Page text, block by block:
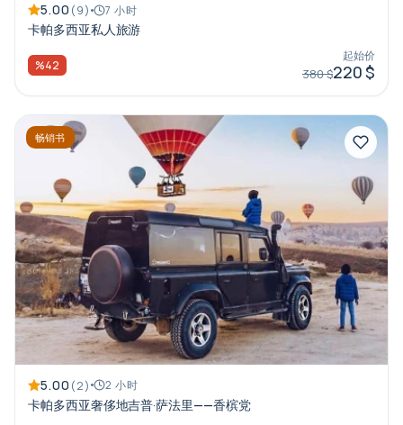
5.00 (9) 7 小时
卡帕多西亚私人旅游
%42
起始价
380 $220 $
畅销书
5.00 (2) 2 小时
卡帕多西亚奢侈地吉普·萨法里——香槟党